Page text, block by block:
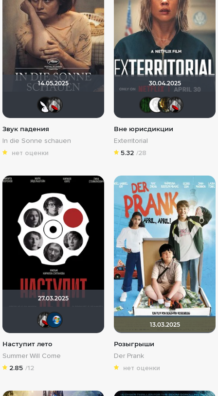
14.05.2025
Мышь Белая
Звук падения
In die Sonne schauen
нет оценки
30.04.2025
Вне юрисдикции
Exterritorial
5.32 /28
27.03.2025
Мышь Белая
Shadow
Наступит лето
Summer Will Come
2.85 /12
13.03.2025
Розыгрыши
Der Prank
нет оценки